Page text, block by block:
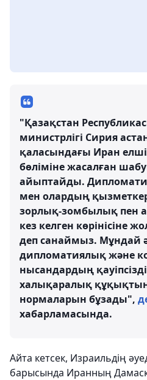
"Қазақстан
министрлігі Сирия
қаласындағы Иран
бөліміне жасалған
айыптайды.
мен олардың
зорлық-зомбылық пен
кез келген көрінісіне
деп санаймыз. Мұндай
дипломатиялық және
нысандардың
халықаралық құқықтың
нормаларын бұзады",
хабарламасында.
Айта кетсек, Израильдің
барысында Иранның